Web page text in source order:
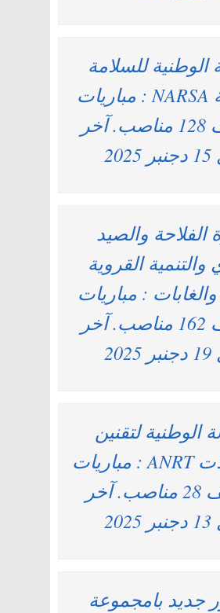
الوطنية للسلامة
الطرقية NARSA : مباريات
لتوظيف 128 مناصب. آخر
الفلاحة والصيد
والتنمية القروية
والغابات : مباريات
لتوظيف 162 مناصب. آخر
الوطنية لتقنين
المواصلات ANRT : مباريات
لتوظيف 28 مناصب. آخر
جديد بامجموعة